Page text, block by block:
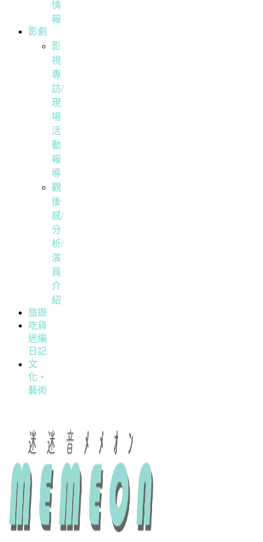
情
報
影劇
影
視
專
訪/
現
場
活
動
報
導
觀
後
感/
分
析/
演
員
介
紹
旅遊
吃貨
迷編
日記
文
化・
藝術